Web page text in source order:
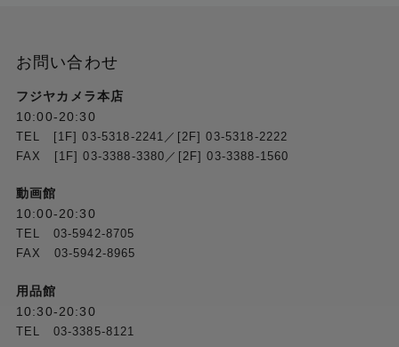
お問い合わせ
フジヤカメラ本店
10:00-20:30
TEL [1F] 03-5318-2241／[2F] 03-5318-2222
FAX [1F] 03-3388-3380／[2F] 03-3388-1560
動画館
10:00-20:30
TEL 03-5942-8705
FAX 03-5942-8965
用品館
10:30-20:30
TEL 03-3385-8121